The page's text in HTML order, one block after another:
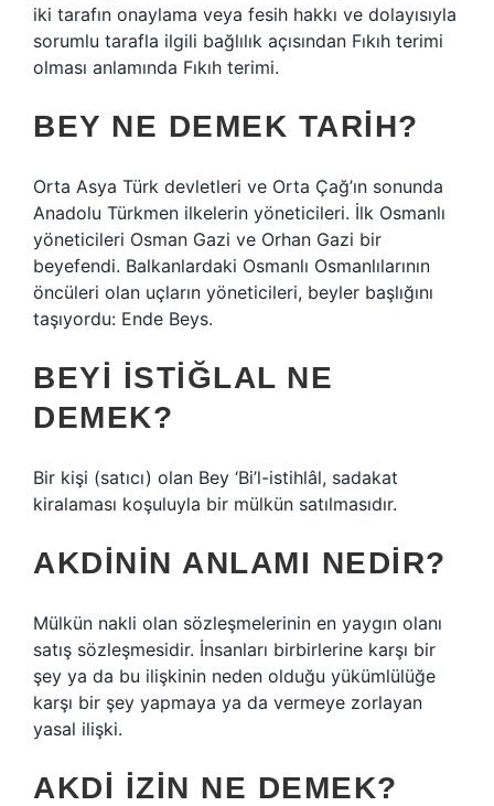
iki tarafın onaylama veya fesih hakkı ve dolayısıyla
sorumlu tarafla ilgili bağlılık açısından Fıkıh terimi
olması anlamında Fıkıh terimi.
BEY NE DEMEK TARIH?
Orta Asya Türk devletleri ve Orta Çağ’ın sonunda
Anadolu Türkmen ilkelerin yöneticileri. İlk Osmanlı
yöneticileri Osman Gazi ve Orhan Gazi bir
beyefendi. Balkanlardaki Osmanlı Osmanlılarının
öncüleri olan uçların yöneticileri, beyler başlığını
taşıyordu: Ende Beys.
BEYI ISTIĞLAL NE
DEMEK?
Bir kişi (satıcı) olan Bey ‘Bi’l-istihlâl, sadakat
kiralaması koşuluyla bir mülkün satılmasıdır.
AKDININ ANLAMI NEDIR?
Mülkün nakli olan sözleşmelerinin en yaygın olanı
satış sözleşmesidir. İnsanları birbirlerine karşı bir
şey ya da bu ilişkinin neden olduğu yükümlülüğe
karşı bir şey yapmaya ya da vermeye zorlayan
yasal ilişki.
AKDI IZIN NE DEMEK?